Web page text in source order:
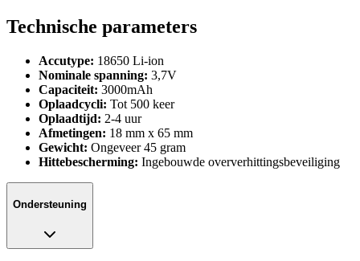
Technische parameters
Accutype: 18650 Li-ion
Nominale spanning: 3,7V
Capaciteit: 3000mAh
Oplaadcycli: Tot 500 keer
Oplaadtijd: 2-4 uur
Afmetingen: 18 mm x 65 mm
Gewicht: Ongeveer 45 gram
Hittebescherming: Ingebouwde oververhittingsbeveiliging
Ondersteuning